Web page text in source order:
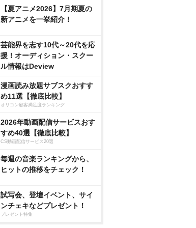
【夏アニメ2026】7月期夏の
新アニメを一挙紹介！
芸能界を志す10代～20代を応
援！オーディション・スクー
ル情報はDeview
漫画読み放題サブスクおすす
め11選【徹底比較】
オリコン顧客満足度ランキング
2026年動画配信サービスおす
すめ40選【徹底比較】
CS動画配信サービス20選
毎週の音楽ランキングから、
ヒットの推移をチェック！
試写会、登壇イベント、サイ
ンチェキなどプレゼント！
プレゼント特集